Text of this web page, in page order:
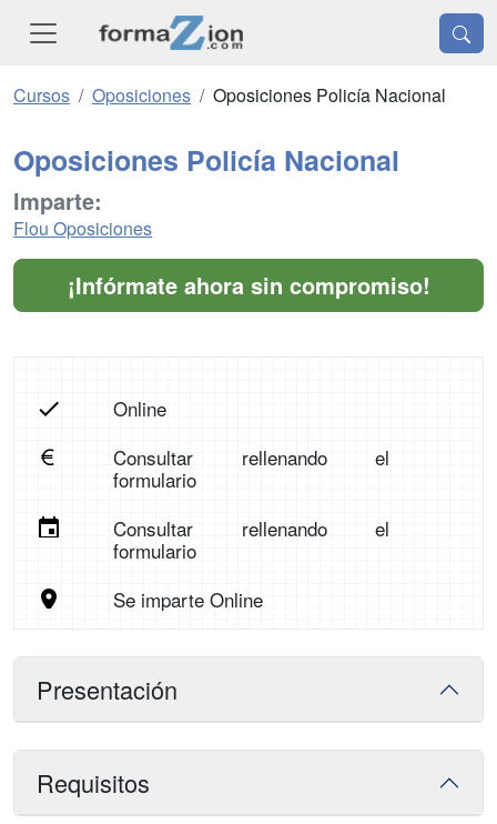
Cursos Oposiciones Oposiciones Policía Nacional
Oposiciones Policía Nacional
Imparte:
Flou Oposiciones
¡Infórmate ahora sin compromiso!
Online
Consultar rellenando el
formulario
Consultar rellenando el
formulario
Se imparte Online
Presentación
Requisitos